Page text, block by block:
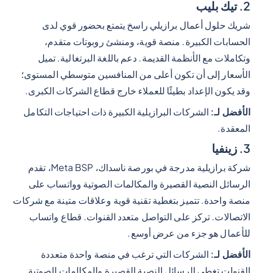
2. تيك بليب
شريك حلول أعمال برازيلي راسخ يتمتع بحضور قوي لدى
الحسابات الكبيرة. منصة قوية، ومنشئ روبوتات متقدم،
وتكاملات مع الأنظمة القديمة. دعم باللغة البرتغالية. تميل
الأسعار إلى أن تكون أعلى من المنافسين متوسطي المستوى؛
وقد يكون الإعداد بطيئًا للعملاء خارج قطاع الشركات الكبرى.
الأفضل لـ: الشركات البرازيلية الكبيرة ذات احتياجات التكامل
المعقدة.
3. زينفيا
شركة برازيلية مدرجة في بورصة ناسداك، Meta BSP، تقدم
الرسائل النصية القصيرة والمكالمات الصوتية وواتساب على
منصة واحدة. تتميز بتغطية تقنية قوية وعلاقات متينة مع شركات
الاتصالات. تركز على التواصل متعدد القنوات. قطاع واتساب
للأعمال هو جزء من عرض أوسع.
الأفضل لـ: الشركات التي ترغب في منصة واحدة متعددة
القنوات تغطي الرسائل النصية القصيرة والمكالمات الصوتية